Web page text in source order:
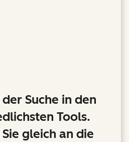
Suche in den
Tools.
gleich an die